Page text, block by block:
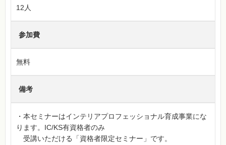
12人
参加費
無料
備考
・本セミナーはインテリアプロフェッショナル育成事業にな
ります。IC/KS有資格者のみ
受講いただける「資格者限定セミナー」です。